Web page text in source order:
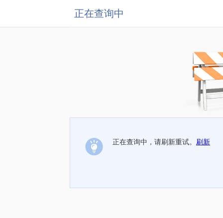
正在查询中
正在查询中，请刷新重试。 刷新